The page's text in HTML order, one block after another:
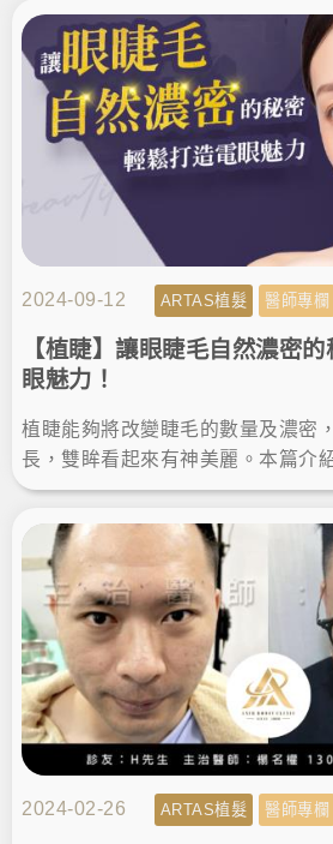
2024-09-12 ARTAS植髮 醫師專欄
【植睫】讓眼睫毛自然濃密
眼魅力！
植睫能夠將改變睫毛的數量及濃密
長，雙眸看起來有神美麗。本篇介
由楊氏羅丹診所的鄭源醫師分享，
步一起聽看看吧！
2024-02-26 ARTAS植髮 醫師專欄